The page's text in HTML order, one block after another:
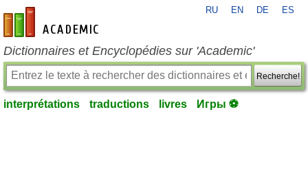
fr-academic.com
RU EN DE ES
Dictionnaires et Encyclopédies sur 'Academic'
Recherche!
interprétations traductions livres Игры ⚽